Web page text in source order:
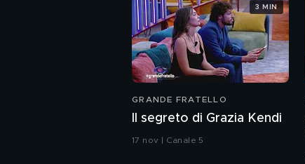
GRANDE FRATELLO
Il segreto di Grazia Kendi
17 nov | Canale 5
3 MIN